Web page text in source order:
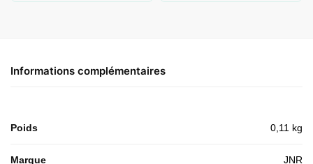
Informations complémentaires
Poids 0,11 kg
Marque JNR